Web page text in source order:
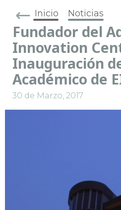
Inicio Noticias
Fundador del
Innovation
Inauguración
Académico de
30 de Marzo, 2017